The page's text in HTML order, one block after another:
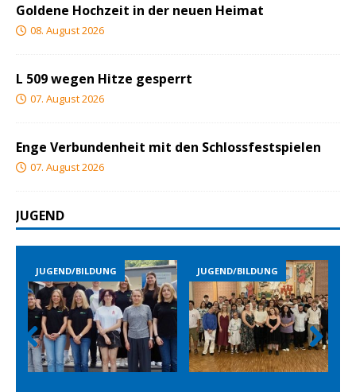
Goldene Hochzeit in der neuen Heimat
08. August 2026
L 509 wegen Hitze gesperrt
07. August 2026
Enge Verbundenheit mit den Schlossfestspielen
07. August 2026
JUGEND
JUGEND/BILDUNG JUGEND/
Prev
ious
Nex
t